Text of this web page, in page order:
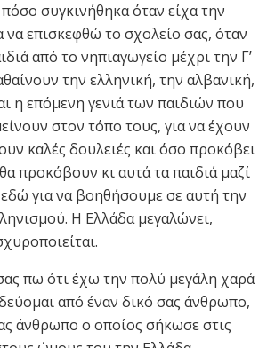
συγκινήθηκα όταν είχα την
να επισκεφθώ το σχολείο σας, όταν
από το νηπιαγωγείο μέχρι την Γ’
την ελληνική, την αλβανική,
η επόμενη γενιά των παιδιών που
στον τόπο τους, για να έχουν
καλές δουλειές και όσο προκόβει
προκόβουν κι αυτά τα παιδιά μαζί
εδώ για να βοηθήσουμε σε αυτή την
Η Ελλάδα μεγαλώνει,
πω ότι έχω την πολύ μεγάλη χαρά
από έναν δικό σας άνθρωπο,
άνθρωπο ο οποίος σήκωσε στις